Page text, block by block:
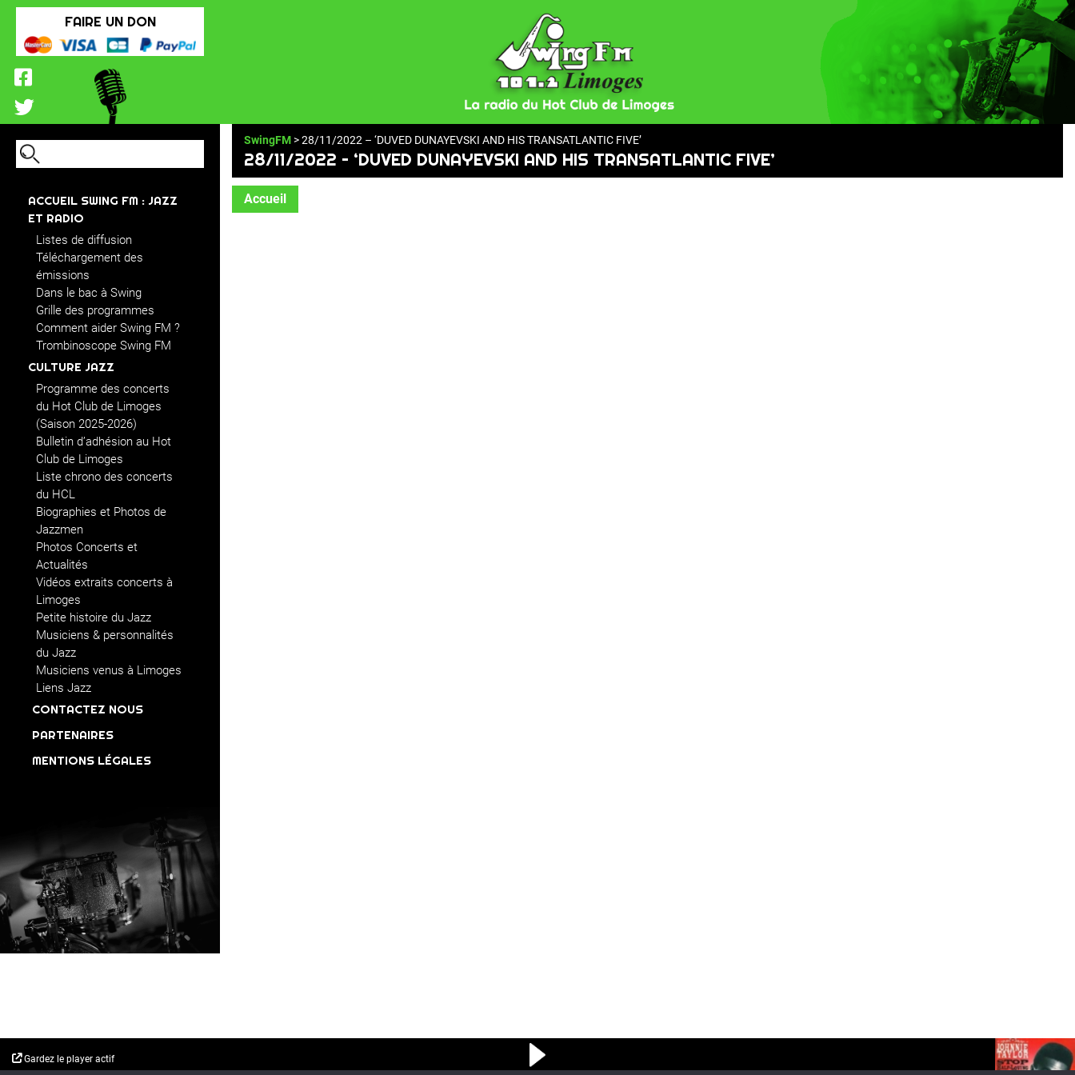
FAIRE UN DON
ACCUEIL SWING FM : JAZZ
ET RADIO
Listes de diffusion
Téléchargement des
émissions
Dans le bac à Swing
Grille des programmes
Comment aider Swing FM ?
Trombinoscope Swing FM
CULTURE JAZZ
Programme des concerts
du Hot Club de Limoges
(Saison 2025-2026)
Bulletin d’adhésion au Hot
Club de Limoges
Liste chrono des concerts
du HCL
Biographies et Photos de
Jazzmen
Photos Concerts et
Actualités
Vidéos extraits concerts à
Limoges
Petite histoire du Jazz
Musiciens & personnalités
du Jazz
Musiciens venus à Limoges
Liens Jazz
CONTACTEZ NOUS
PARTENAIRES
MENTIONS LÉGALES
SwingFM > 28/11/2022 – ‘DUVED DUNAYEVSKI AND HIS TRANSATLANTIC FIVE’
28/11/2022 – ‘DUVED DUNAYEVSKI AND HIS TRANSATLANTIC FIVE’
Accueil
Gardez le player actif